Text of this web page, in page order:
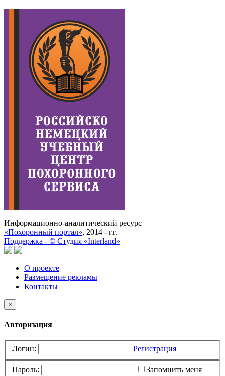
Информационно-аналитический ресурс
«Похоронный портал», 2014 - гг.
Поддержка - © Cтудия «Interland»
О проекте
Размещение рекламы
Контакты
×
Авторизация
Логин: Регистрация
Пароль: Запомнить меня